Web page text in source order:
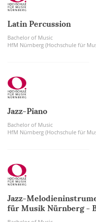
Latin Percussion
Bachelor of Music
HfM Nürnberg (Hochschule für
Jazz-Piano
Bachelor of Music
HfM Nürnberg (Hochschule für
Jazz-
für Musik Nürnberg -